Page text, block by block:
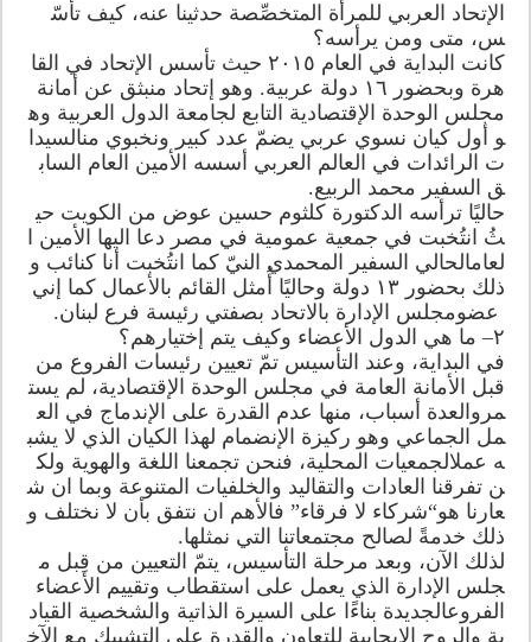
الإتحاد العربي للمرأة المتخصِّصة حدثينا عنه، كيف تأسّ
س، متى ومن يرأسه؟
كانت البداية في العام ٢٠١٥ حيث تأسس الإتحاد في القا
هرة وبحضور ١٦ دولة عربية. وهو إتحاد منبثق عن أمانة
مجلس الوحدة الإقتصادية التابع لجامعة الدول العربية وه
و أول كيان نسوي عربي يضمّ عدد كبير ونخبوي منالسيدا
ت الرائدات في العالم العربي أسسه الأمين العام الساب
ق السفير محمد الربيع.
حاليًا ترأسه الدكتورة كلثوم حسين عوض من الكويت حي
ثُ انتُخبت في جمعية عمومية في مصر دعا اليها الأمين ا
لعامالحالي السفير المحمدي النيّ كما انتُخبت أنا كنائب و
ذلك بحضور ١٣ دولة وحاليًا أُمثل القائم بالأعمال كما إني
عضومجلس الإدارة بالاتحاد بصفتي رئيسة فرع لبنان.
٢– ما هي الدول الأعضاء وكيف يتم إختيارهم؟
في البداية، وعند التأسيس تمّ تعيين رئيسات الفروع من
قبل الأمانة العامة في مجلس الوحدة الإقتصادية، لم يست
مروالعدة أسباب، منها عدم القدرة على الإندماج في الع
مل الجماعي وهو ركيزة الإنضمام لهذا الكيان الذي لا يشب
ه عملالجمعيات المحلية، فنحن تجمعنا اللغة والهوية ولك
ن تفرقنا العادات والتقاليد والخلفيات المتنوعة وبما ان ش
عارنا هو“شركاء لا فرقاء” فالأهم ان نتفق بأن لا نختلف و
ذلك خدمةً لصالح مجتمعاتنا التي نمثلها.
لذلك الآن، وبعد مرحلة التأسيس، يتمّ التعيين من قِبل م
جلس الإدارة الذي يعمل على استقطاب وتقييم الأعضاء
الفروعالجديدة بناءًا على السيرة الذاتية والشخصية القياد
ية والروح الإيجابية للتعاون والقدرة على التشبيك مع الآخ